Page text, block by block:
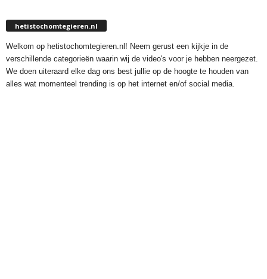
hetistochomtegieren.nl
Welkom op hetistochomtegieren.nl! Neem gerust een kijkje in de
verschillende categorieën waarin wij de video's voor je hebben neergezet.
We doen uiteraard elke dag ons best jullie op de hoogte te houden van
alles wat momenteel trending is op het internet en/of social media.